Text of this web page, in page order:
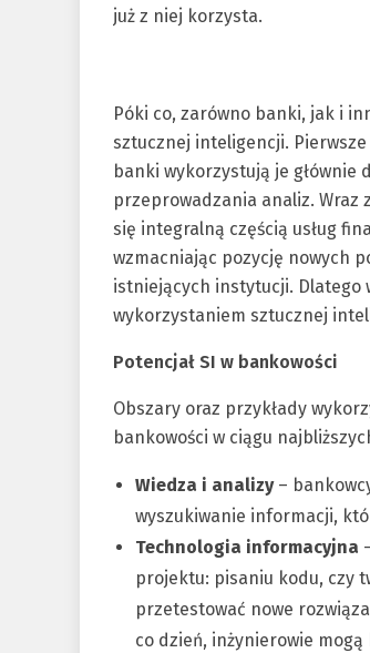
już z niej korzysta.
Póki co, zarówno banki, jak i
sztucznej inteligencji.
banki wykorzystują je głównie
przeprowadzania analiz. Wraz
się integralną częścią usług
wzmacniając pozycję nowych
istniejących instytucji. Dlatego
wykorzystaniem sztucznej
Potencjał SI w bankowości
Obszary oraz przykłady
bankowości w ciągu
Wiedza i analizy –
wyszukiwanie informacji,
Technologia informacyjna
projektu: pisaniu kodu, czy
przetestować nowe
co dzień, inżynierowie